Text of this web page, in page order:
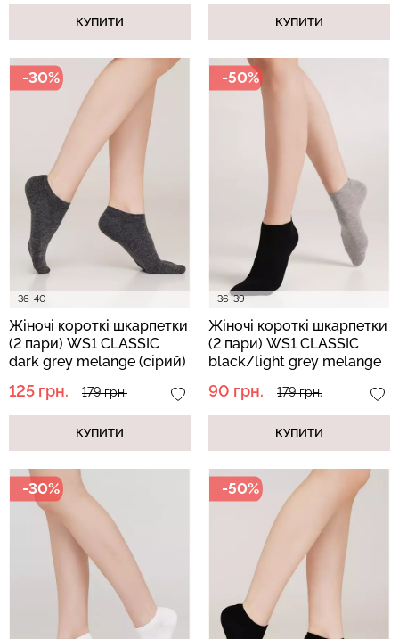
КУПИТИ КУПИТИ
36-40
-30%
Жіночі короткі шкарпетки
(2 пари) WS1 CLASSIC
dark grey melange (сірий)
125 грн. 179 грн.
КУПИТИ
36-39
-50%
Жіночі короткі шкарпетки
(2 пари) WS1 CLASSIC
black/light grey melange
90 грн. 179 грн.
КУПИТИ
-30% -50%